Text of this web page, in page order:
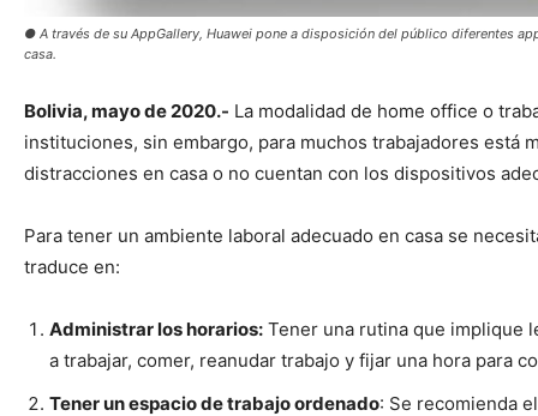
● A través de su AppGallery, Huawei pone a disposición del público diferentes
casa.
Bolivia, mayo de 2020.- La modalidad de home office o
instituciones, sin embargo, para muchos trabajadores está
distracciones en casa o no cuentan con los dispositivos
Para tener un ambiente laboral adecuado en casa se
traduce en:
Administrar los horarios: Tener una rutina que implique
a trabajar, comer, reanudar trabajo y fijar una hora para
Tener un espacio de trabajo ordenado: Se recomienda